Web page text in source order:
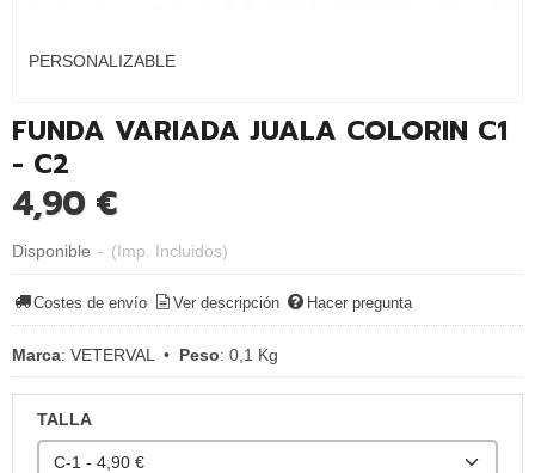
PERSONALIZABLE
FUNDA VARIADA JUALA COLORIN C1
- C2
4,90 €
Disponible - (Imp. Incluidos)
Costes de envío Ver descripción Hacer pregunta
Marca: VETERVAL • Peso: 0,1 Kg
TALLA